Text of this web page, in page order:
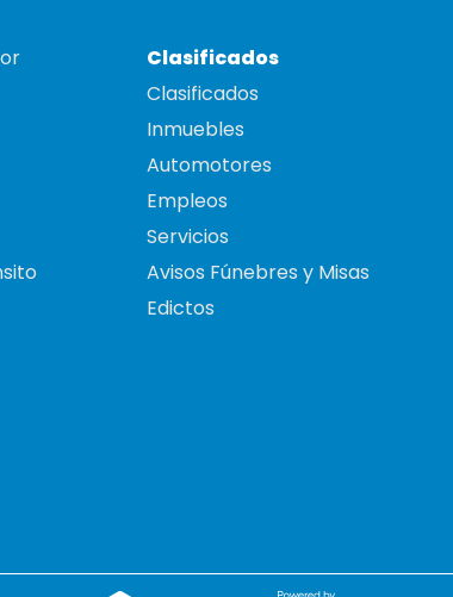
Clasificados
Clasificados
Inmuebles
Automotores
Empleos
Servicios
Avisos Fúnebres y Misas
Edictos